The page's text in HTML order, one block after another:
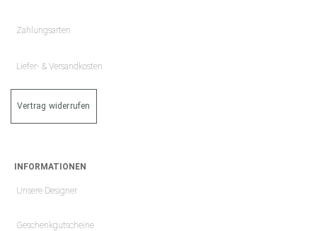
Zahlungsarten
Liefer- & Versandkosten
Vertrag widerrufen
INFORMATIONEN
Unsere Designer
Geschenkgutscheine